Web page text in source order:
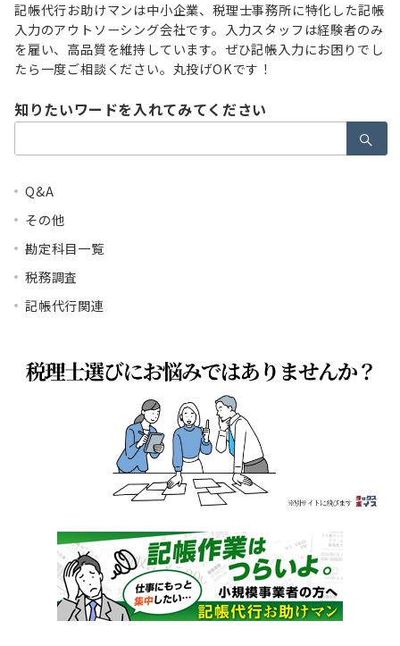
記帳代行お助けマンは中小企業、税理士事務所に特化した記帳
入力のアウトソーシング会社です。入力スタッフは経験者のみ
を雇い、高品質を維持しています。ぜひ記帳入力にお困りでし
たら一度ご相談ください。丸投げOKです！
知りたいワードを入れてみてください
索：
Q&A
その他
勘定科目一覧
税務調査
記帳代行関連